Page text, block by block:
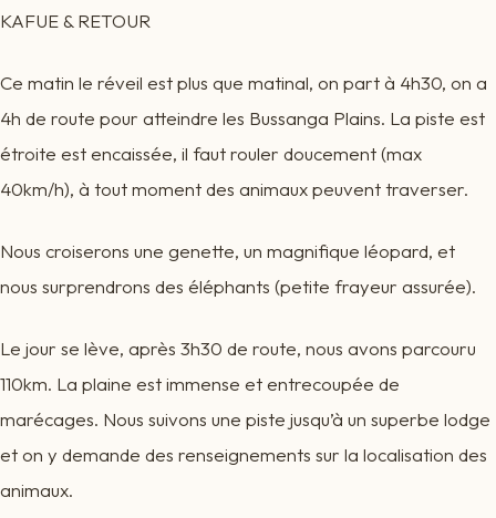
KAFUE & RETOUR
Ce matin le réveil est plus que matinal, on part à 4h30, on a
4h de route pour atteindre les Bussanga Plains. La piste est
étroite est encaissée, il faut rouler doucement (max
40km/h), à tout moment des animaux peuvent traverser.
Nous croiserons une genette, un magnifique léopard, et
nous surprendrons des éléphants (petite frayeur assurée).
Le jour se lève, après 3h30 de route, nous avons parcouru
110km. La plaine est immense et entrecoupée de
marécages. Nous suivons une piste jusqu’à un superbe lodge
et on y demande des renseignements sur la localisation des
animaux.